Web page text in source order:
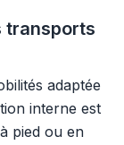
transports
adaptée
interne est
pied ou en